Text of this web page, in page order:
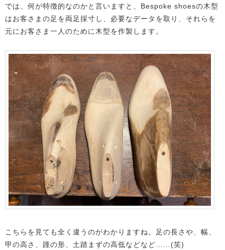
では、何が特徴的なのかと言いますと、Bespoke shoesの木型
はお客さまの足を両足採寸し、必要なデータを取り、それらを
元にお客さま一人のために木型を作製します。
こちらを見ても全く違うのがわかりますね。足の長さや、幅、
甲の高さ、踵の形、土踏まずの高低などなど……(笑)